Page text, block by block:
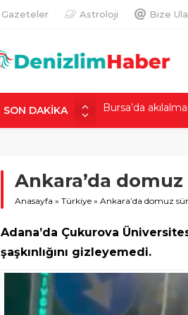
Gazeteler Astroloji Bize
SON DAKİKA
Bursa’da
Burada köy
160 günü
‘El Nino ateşi
Ankara’da
Anasayfa » Türkiye » Ankara’da domuz
Adana’da Çukurova
şaşkınlığını gizleyemedi.